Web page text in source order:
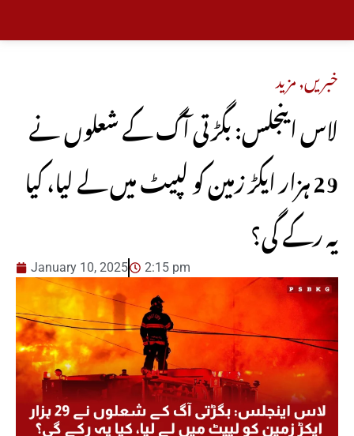
خبریں,مزید
لاس اینجلس: بگڑتی آگ کے شعلوں نے
29 ہزار ایکڑ زمین کو لپیٹ میں لے لیا، کیا
یہ رکے گی؟
January 10, 2025 2:15 pm